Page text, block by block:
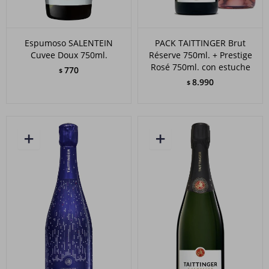
Espumoso SALENTEIN
Cuvee Doux 750ml.
$ 770
PACK TAITTINGER Brut
Réserve 750ml. + Prestige
Rosé 750ml. con estuche
$ 8.990